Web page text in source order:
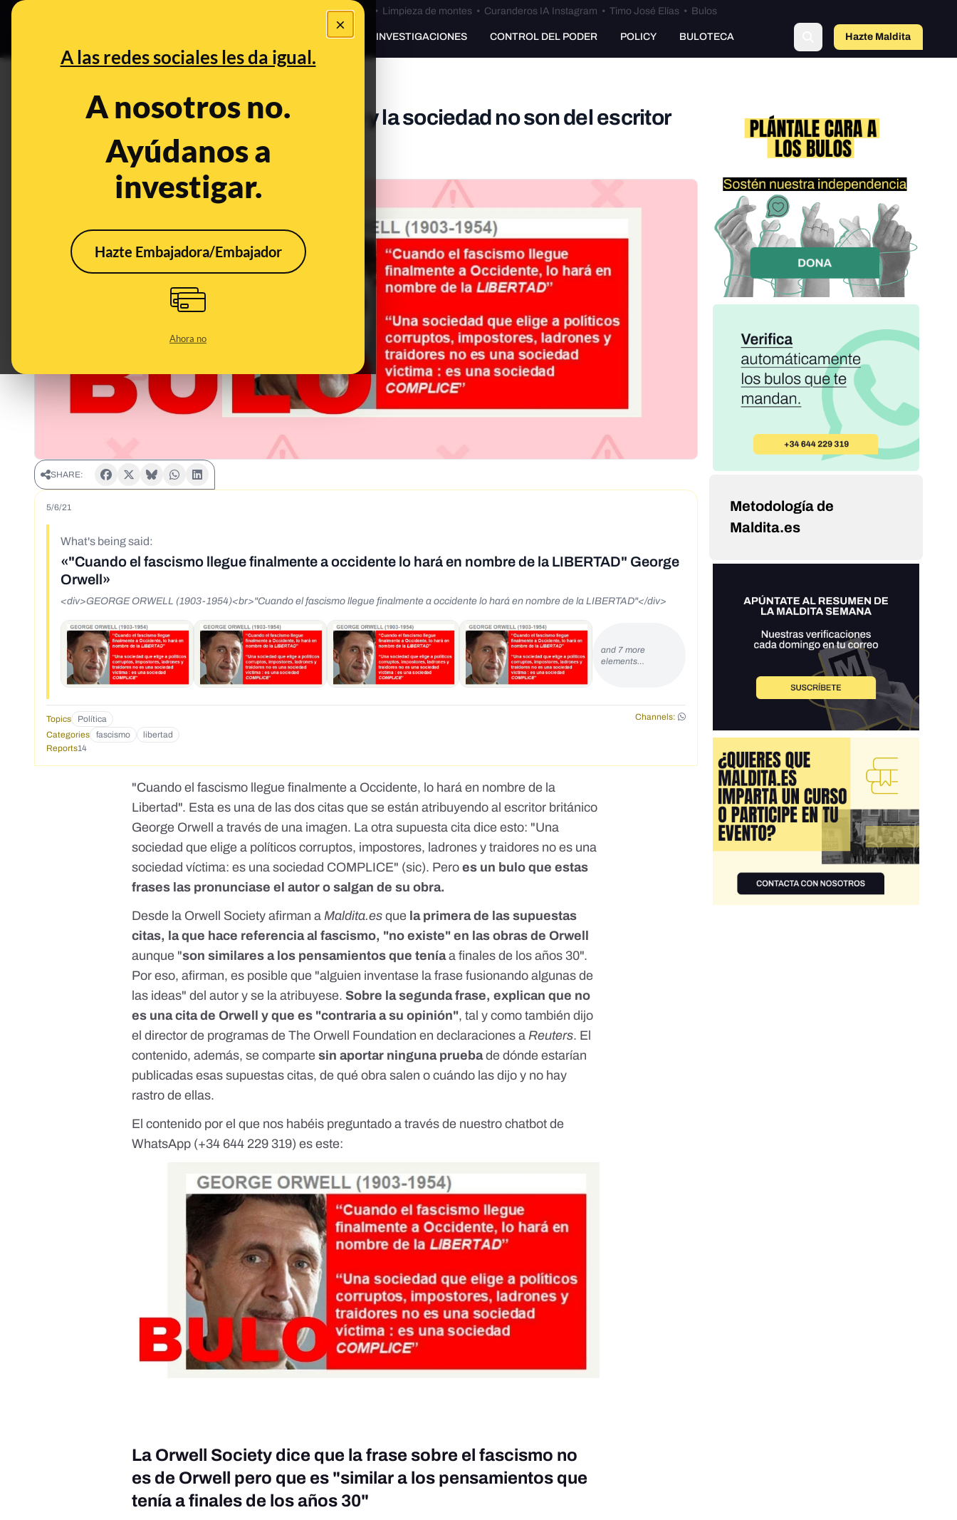
×
A las redes sociales les da igual.
A nosotros no.
Ayúdanos a
investigar.
Hazte Embajadora/Embajador
Ahora no
Bulos Ceuta • Limpieza de montes• Curanderos IA Instagram • Timo José Elías• Bulos
PREBUNKING INVESTIGACIONES CONTROL DEL PODER POLICY BULOTECA Hazte Maldito
No, estas frases sobre el fascismo y la sociedad no son del escritor
George Orwell
Jun 22, 2021, 11:36:33 AM
SHARE:
5/6/21
What's being said:
«"Cuando el fascismo llegue finalmente a occidente lo hará en nombre de la LIBERTAD" George
Orwell»
<div>GEORGE ORWELL (1903-1954)<br>"Cuando el fascismo llegue finalmente a occidente lo hará en nombre de la LIBERTAD"</div>
and 7 more
elements…
Topics Política
Channels:
Categories
fascismo
libertad
Reports14
"Cuando el fascismo llegue finalmente a Occidente, lo hará en nombre de la
Libertad". Esta es una de las dos citas que se están atribuyendo al escritor británico
George Orwell a través de una imagen. La otra supuesta cita dice esto: "Una
sociedad que elige a políticos corruptos, impostores, ladrones y traidores no es una
sociedad víctima: es una sociedad COMPLICE" (sic). Peroes un bulo que estas
frases las pronunciase el autor o salgan de su obra.
Desde la Orwell Society afirman a Maldita.esque la primera de las supuestas
citas, la que hace referencia al fascismo, "no existe" en las obras de Orwell
aunque "son similares a los pensamientos que teníaa finales de los años 30".
Por eso, afirman, es posible que "alguien inventase la frase fusionando algunas de
las ideas" del autor y se la atribuyese.Sobre la segunda frase, explican que no
es una cita de Orwell y que es "contraria a su opinión", tal y como también dijo
el director de programas deThe Orwell Foundation en declaraciones a Reuters. El
contenido, además, se compartesin aportar ninguna pruebade dónde estarían
publicadas esas supuestas citas, de qué obra salen o cuándo las dijo y no hay
rastro de ellas.
El contenido por el que nos habéis preguntado a través de nuestro chatbot de
WhatsApp (+34 644 229 319) es este:
La Orwell Society dice que la frase sobre el fascismo no
es de Orwell pero que es "similar a los pensamientos que
tenía a finales de los años 30"
Metodología de
Maldita.es